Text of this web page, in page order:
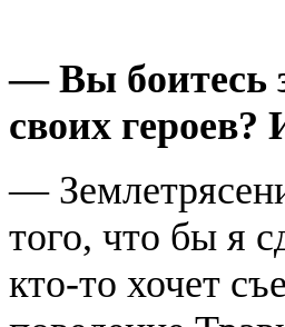
— Вы боитесь
своих героев?
—
того, что бы я
кто-то хочет